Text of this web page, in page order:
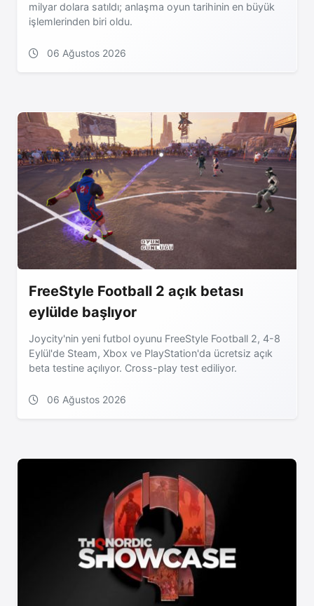
milyar dolara satıldı; anlaşma oyun tarihinin en büyük
işlemlerinden biri oldu.
06 Ağustos 2026
FreeStyle Football 2 açık betası
eylülde başlıyor
Joycity'nin yeni futbol oyunu FreeStyle Football 2, 4-8
Eylül'de Steam, Xbox ve PlayStation'da ücretsiz açık
beta testine açılıyor. Cross-play test ediliyor.
06 Ağustos 2026